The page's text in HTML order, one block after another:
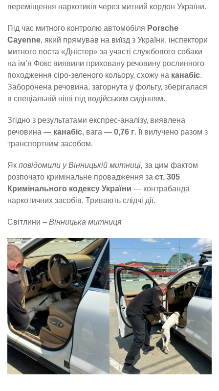
переміщення наркотиків через митний кордон України.
Під час митного контролю автомобіля Porsche
Cayenne, який прямував на виїзд з України, інспектори
митного поста «Дністер» за участі службового собаки
на ім’я Фокс виявили приховану речовину рослинного
походження сіро-зеленого кольору, схожу на канабіс.
Заборонена речовина, загорнута у фольгу, зберігалася
в спеціальній ніші під водійським сидінням.
Згідно з результатами експрес-аналізу, виявлена
речовина — канабіс, вага — 0,76 г. Її вилучено разом з
транспортним засобом.
Як повідомили у Вінницькій митниці, за цим фактом
розпочато кримінальне провадження за ст. 305
Кримінального кодексу України — контрабанда
наркотичних засобів. Тривають слідчі дії.
Світлини – Вінницька митниця